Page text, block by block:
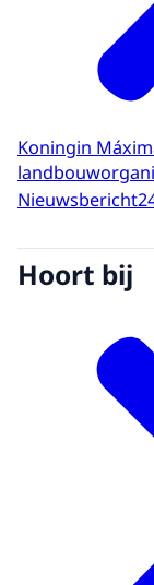
Koningin
Nieuwsbericht
Hoort bij